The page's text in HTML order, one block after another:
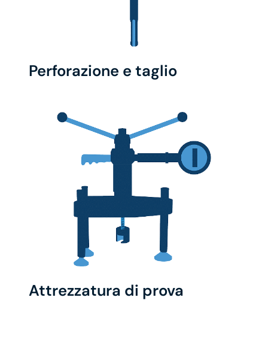
Perforazione e taglio
Attrezzatura di prova